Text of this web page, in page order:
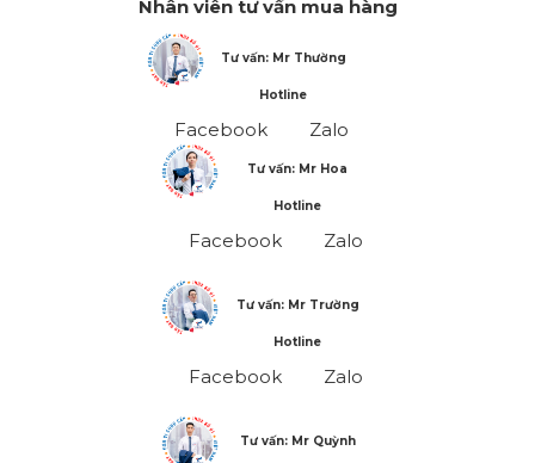
Nhân viên tư vấn mua hàng
Tư vấn: Mr Thường
Hotline
Facebook Zalo
Tư vấn: Mr Hoa
Hotline
Facebook Zalo
Tư vấn: Mr Trường
Hotline
Facebook Zalo
Tư vấn: Mr Quỳnh